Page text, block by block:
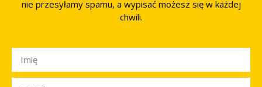
nie przesyłamy spamu, a wypisać możesz się w każdej
chwili.